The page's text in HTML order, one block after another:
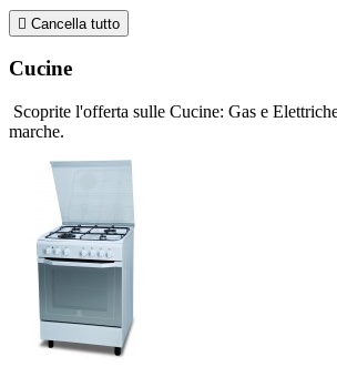
 Cancella tutto
Cucine
Scoprite l'offerta sulle Cucine: Gas e
marche.